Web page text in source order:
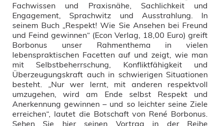
Fachwissen und Praxisnähe, Sachlichkeit und
Engagement, Sprachwitz und Ausstrahlung. In
seinem Buch „Respekt! Wie Sie Ansehen bei Freund
und Feind gewinnen“ (Econ Verlag, 18,00 Euro) greift
Borbonus unser Rahmenthema in vielen
lebenspraktischen Facetten auf und zeigt, wie man
mit Selbstbeherrschung, Konfliktfähigkeit und
Überzeugungskraft auch in schwierigen Situationen
besteht. „Nur wer lernt, mit anderen respektvoll
umzugehen, wird am Ende selbst Respekt und
Anerkennung gewinnen – und so leichter seine Ziele
erreichen“, lautet die Botschaft von René Borbonus.
Sehen Sie hier seinen Vortrag in der Reihe